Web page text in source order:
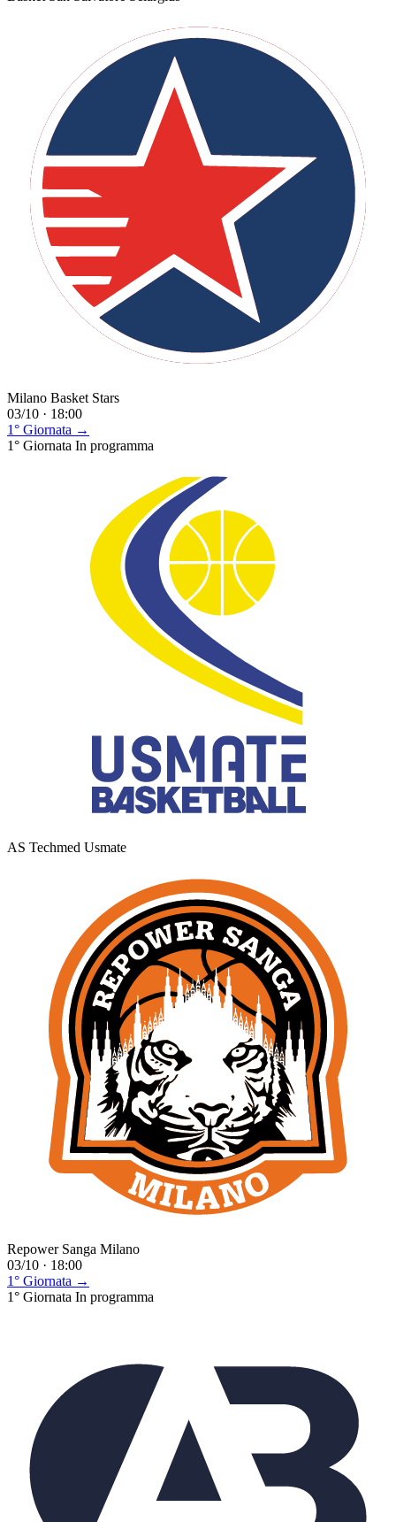
Milano Basket Stars
03/10 · 18:00
1° Giornata →
1° Giornata In programma
AS Techmed Usmate
Repower Sanga Milano
03/10 · 18:00
1° Giornata →
1° Giornata In programma